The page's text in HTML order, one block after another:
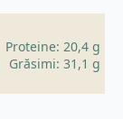
Proteine: 20,4 g
Grăsimi: 31,1 g